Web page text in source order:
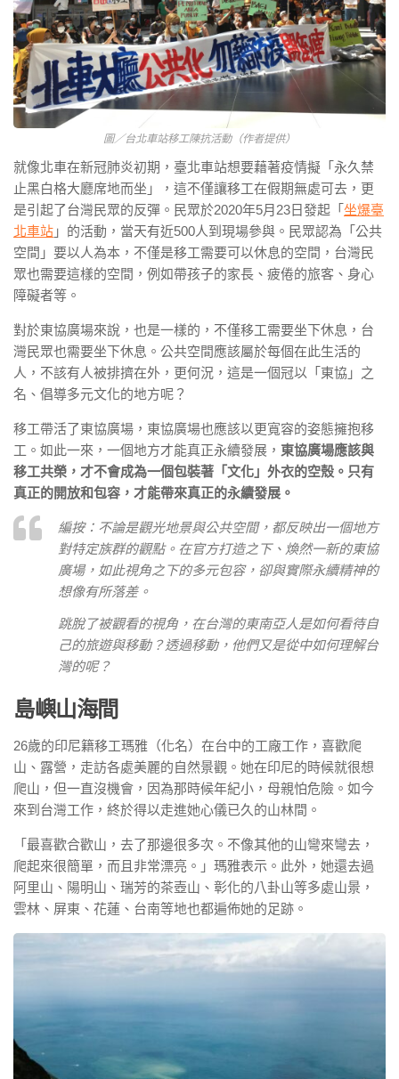
圖／台北車站移工陳抗活動（作者提供）
就像北車在新冠肺炎初期，臺北車站想要藉著疫情擬「永久禁
止黑白格大廳席地而坐」，這不僅讓移工在假期無處可去，更
是引起了台灣民眾的反彈。民眾於2020年5月23日發起「 坐爆臺
北車站 」的活動，當天有近500人到現場參與。民眾認為「公共
空間」要以人為本，不僅是移工需要可以休息的空間，台灣民
眾也需要這樣的空間，例如帶孩子的家長、疲倦的旅客、身心
障礙者等。
對於東協廣場來說，也是一樣的，不僅移工需要坐下休息，台
灣民眾也需要坐下休息。公共空間應該屬於每個在此生活的
人，不該有人被排擠在外，更何況，這是一個冠以「東協」之
名、倡導多元文化的地方呢？
移工帶活了東協廣場，東協廣場也應該以更寬容的姿態擁抱移
工。如此一來，一個地方才能真正永續發展， 東協廣場應該與
移工共榮，才不會成為一個包裝著「文化」外衣的空殼。只有
真正的開放和包容，才能帶來真正的永續發展。
編按：不論是觀光地景與公共空間，都反映出一個地方
對特定族群的觀點。在官方打造之下、煥然一新的東協
廣場，如此視角之下的多元包容，卻與實際永續精神的
想像有所落差。
跳脫了被觀看的視角，在台灣的東南亞人是如何看待自
己的旅遊與移動？透過移動，他們又是從中如何理解台
灣的呢？
島嶼山海間
26歲的印尼籍移工瑪雅（化名）在台中的工廠工作，喜歡爬
山、露營，走訪各處美麗的自然景觀。她在印尼的時候就很想
爬山，但一直沒機會，因為那時候年紀小，母親怕危險。如今
來到台灣工作，終於得以走進她心儀已久的山林間。
「最喜歡合歡山，去了那邊很多次。不像其他的山彎來彎去，
爬起來很簡單，而且非常漂亮。」瑪雅表示。此外，她還去過
阿里山、陽明山、瑞芳的茶壺山、彰化的八卦山等多處山景，
雲林、屏東、花蓮、台南等地也都遍佈她的足跡。